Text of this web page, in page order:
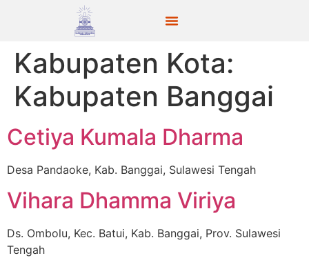
Kabupaten Kota:
Kabupaten Banggai
Cetiya Kumala Dharma
Desa Pandaoke, Kab. Banggai, Sulawesi Tengah
Vihara Dhamma Viriya
Ds. Ombolu, Kec. Batui, Kab. Banggai, Prov. Sulawesi
Tengah